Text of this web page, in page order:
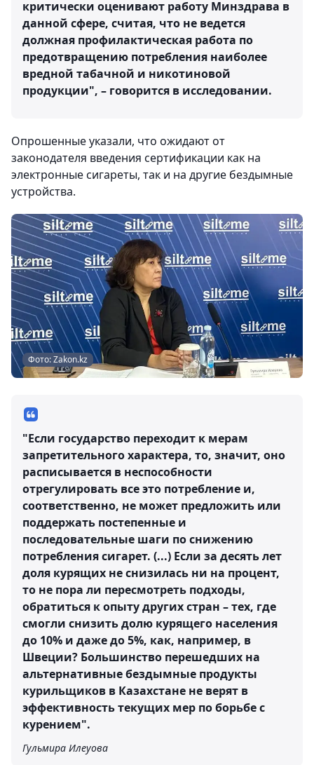
критически оценивают работу Минздрава в
данной сфере, считая, что не ведется
должная профилактическая работа по
предотвращению потребления наиболее
вредной табачной и никотиновой
продукции", – говорится в исследовании.
Опрошенные указали, что ожидают от
законодателя введения сертификации как на
электронные сигареты, так и на другие бездымные
устройства.
Фото: Zakon.kz
"Если государство переходит к мерам
запретительного характера, то, значит, оно
расписывается в неспособности
отрегулировать все это потребление и,
соответственно, не может предложить или
поддержать постепенные и
последовательные шаги по снижению
потребления сигарет. (...) Если за десять лет
доля курящих не снизилась ни на процент,
то не пора ли пересмотреть подходы,
обратиться к опыту других стран – тех, где
смогли снизить долю курящего населения
до 10% и даже до 5%, как, например, в
Швеции? Большинство перешедших на
альтернативные бездымные продукты
курильщиков в Казахстане не верят в
эффективность текущих мер по борьбе с
курением".
Гульмира Илеуова